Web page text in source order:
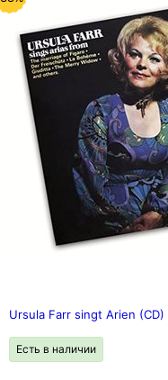
Ursula Farr singt Arien (CD)
Есть в наличии